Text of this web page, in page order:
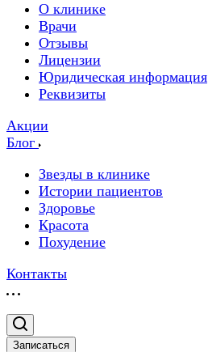
О клинике
Врачи
Отзывы
Лицензии
Юридическая информация
Реквизиты
Акции
Блог
Звезды в клинике
Истории пациентов
Здоровье
Красота
Похудение
Контакты
Записаться